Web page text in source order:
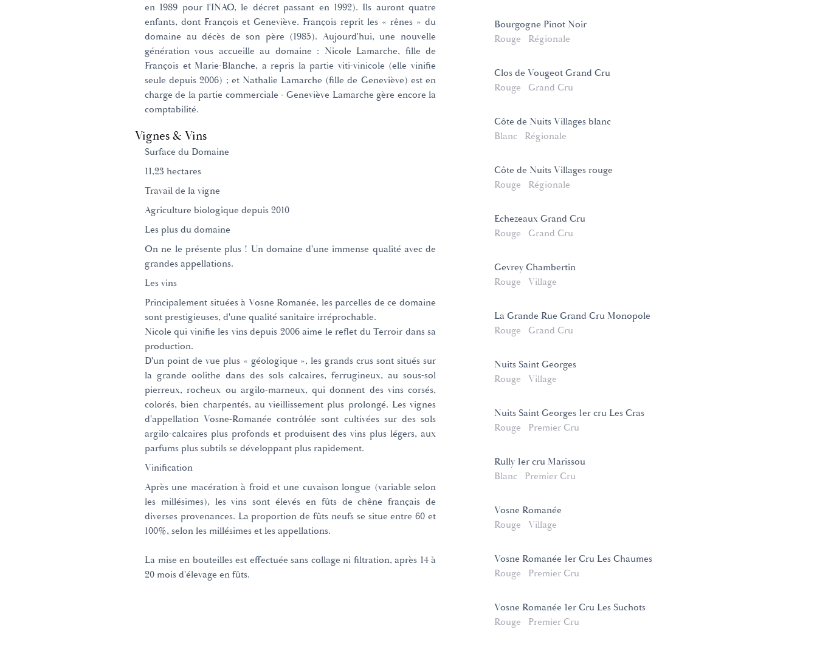
en 1989 pour l'INAO, le décret passant en 1992). Ils auront quatre
enfants, dont François et Geneviève. François reprit les « rênes » du
domaine au décès de son père (1985). Aujourd'hui, une nouvelle
génération vous accueille au domaine : Nicole Lamarche, fille de
François et Marie-Blanche, a repris la partie viti-vinicole (elle vinifie
seule depuis 2006) ; et Nathalie Lamarche (fille de Geneviève) est en
charge de la partie commerciale - Geneviève Lamarche gère encore la
comptabilité.
Vignes & Vins
Surface du Domaine
11,23 hectares
Travail de la vigne
Agriculture biologique depuis 2010
Les plus du domaine
On ne le présente plus ! Un domaine d'une immense qualité avec de
grandes appellations.
Les vins
Principalement situées à Vosne Romanée, les parcelles de ce domaine
sont prestigieuses, d'une qualité sanitaire irréprochable.
Nicole qui vinifie les vins depuis 2006 aime le reflet du Terroir dans sa
production.
D'un point de vue plus « géologique », les grands crus sont situés sur
la grande oolithe dans des sols calcaires, ferrugineux, au sous-sol
pierreux, rocheux ou argilo-marneux, qui donnent des vins corsés,
colorés, bien charpentés, au vieillissement plus prolongé. Les vignes
d'appellation Vosne-Romanée contrôlée sont cultivées sur des sols
argilo-calcaires plus profonds et produisent des vins plus légers, aux
parfums plus subtils se développant plus rapidement.
Vinification
Après une macération à froid et une cuvaison longue (variable selon
les millésimes), les vins sont élevés en fûts de chêne français de
diverses provenances. La proportion de fûts neufs se situe entre 60 et
100%, selon les millésimes et les appellations.
La mise en bouteilles est effectuée sans collage ni filtration, après 14 à
20 mois d'élevage en fûts.
Bourgogne Pinot Noir
Rouge
Régionale
Clos de Vougeot Grand Cru
Rouge
Grand Cru
Côte de Nuits Villages blanc
Blanc
Régionale
Côte de Nuits Villages rouge
Rouge
Régionale
Echezeaux Grand Cru
Rouge
Grand Cru
Gevrey Chambertin
Rouge
Village
La Grande Rue Grand Cru Monopole
Rouge
Grand Cru
Nuits Saint Georges
Rouge
Village
Nuits Saint Georges 1er cru Les Cras
Rouge
Premier Cru
Rully 1er cru Marissou
Blanc
Premier Cru
Vosne Romanée
Rouge
Village
Vosne Romanée 1er Cru Les Chaumes
Rouge
Premier Cru
Vosne Romanée 1er Cru Les Suchots
Rouge
Premier Cru